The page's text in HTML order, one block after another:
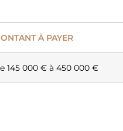
À PAYER
145 000 € à 450 000 €